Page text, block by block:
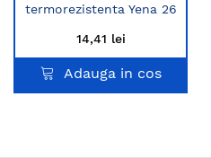
termorezistenta Yena 26
14,41 lei
Adauga in cos